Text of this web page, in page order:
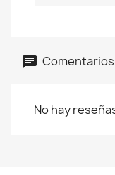
No hay